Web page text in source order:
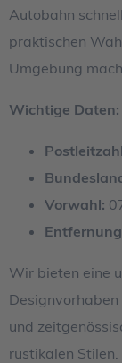
Autobahn
praktischen
Umgebung
Wichtige Daten:
Vorwahl:
Wir bieten eine
Designvorhaben
und
rustikalen